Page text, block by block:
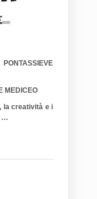
MEDICEO
la creatività e i
…